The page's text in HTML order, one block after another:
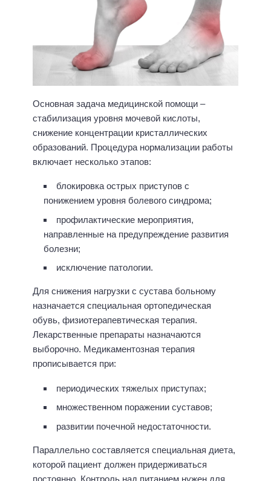
Основная задача медицинской помощи –
стабилизация уровня мочевой кислоты,
снижение концентрации кристаллических
образований. Процедура нормализации работы
включает несколько этапов:
блокировка острых приступов с
понижением уровня болевого синдрома;
профилактические мероприятия,
направленные на предупреждение развития
болезни;
исключение патологии.
Для снижения нагрузки с сустава больному
назначается специальная ортопедическая
обувь, физиотерапевтическая терапия.
Лекарственные препараты назначаются
выборочно. Медикаментозная терапия
прописывается при:
периодических тяжелых приступах;
множественном поражении суставов;
развитии почечной недостаточности.
Параллельно составляется специальная диета,
которой пациент должен придерживаться
постоянно. Контроль над питанием нужен для